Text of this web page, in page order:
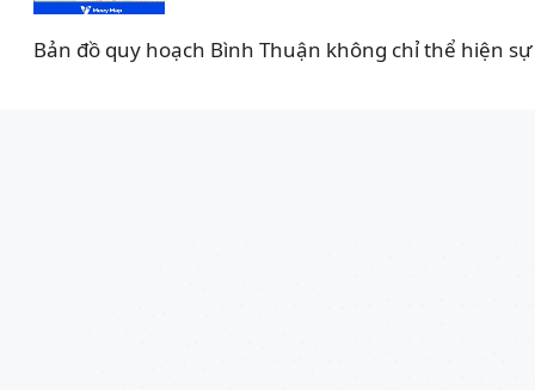
Bản đồ quy hoạch Bình Thuận không chỉ thể hiện